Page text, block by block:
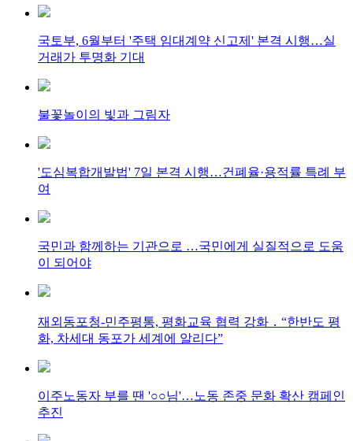
국토부, 6월부터 '주택 임대계약 신고제' 본격 시행…실
거래가 투명화 기대
불꽃놀이의 빛과 그림자
'도심복합개발법' 7일 본격 시행…건폐율·용적률 특례 부
여
국민과 함께하는 기관으로 …국민에게 실질적으로 도움
이 되어야
재외동포청-민주평통, 평화교육 협력 강화 ․ “한반도 평
화, 차세대 동포가 세계에 알리다”
이주노동자 부를 땐 '○○님'…노동 존중 문화 확산 캠페인
추진